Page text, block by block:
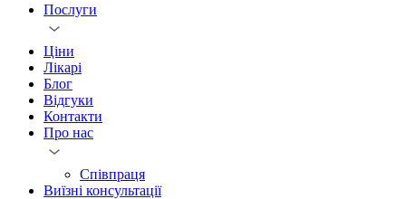
Послуги
Ціни
Лікарі
Блог
Відгуки
Контакти
Про нас
Співпраця
Виїзні консультації